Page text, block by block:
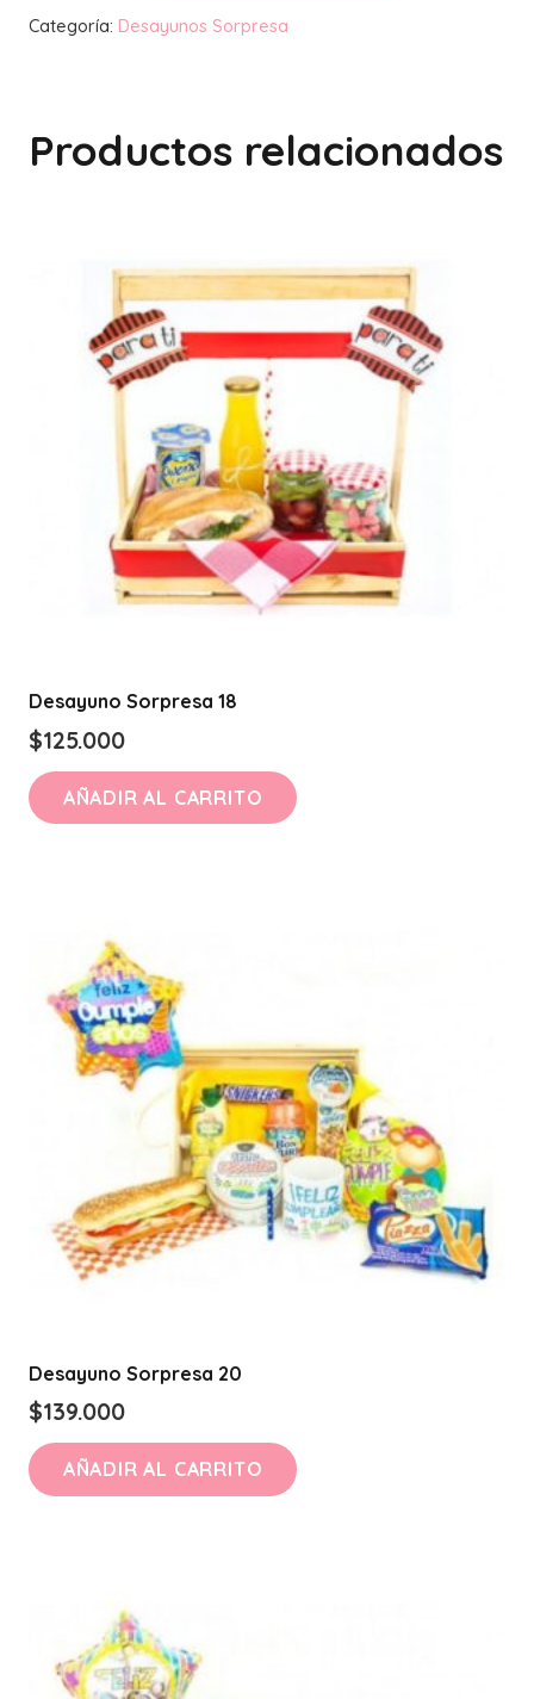
16
Categoría: Desayunos Sorpresa
Productos relacionados
Desayuno Sorpresa 18
$125.000
AÑADIR AL CARRITO
Desayuno Sorpresa 20
$139.000
AÑADIR AL CARRITO